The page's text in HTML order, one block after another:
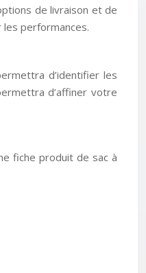
de livraison et de
performances.
d’identifier les
d’affiner votre
fiche produit de sac à